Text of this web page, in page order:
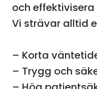
och
Vi strävar alltid
– Korta
– Trygg och